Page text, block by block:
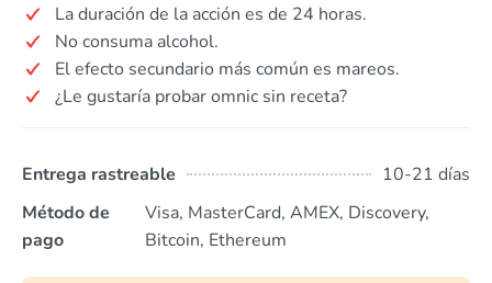
La duración de la acción es de 24 horas.
No consuma alcohol.
El efecto secundario más común es mareos.
¿Le gustaría probar omnic sin receta?
Entrega rastreable
10-21 días
Método de
pago
Visa, MasterCard, AMEX, Discovery,
Bitcoin, Ethereum